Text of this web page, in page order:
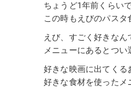
ちょうど1年前くらい
この時もえびのパスタ
えび、すごく好きなん
メニューにあるとつい
好きな映画に出てくる
好きな食材を使ったメ